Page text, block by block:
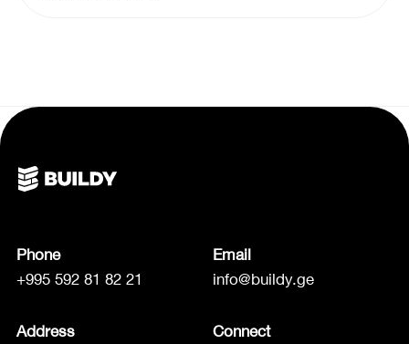
Phone
+995 592 81 82 21
Email
info@buildy.ge
Address Connect